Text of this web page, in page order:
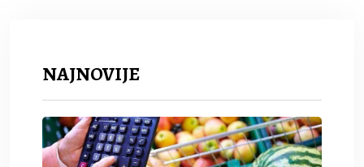
NAJNOVIJE